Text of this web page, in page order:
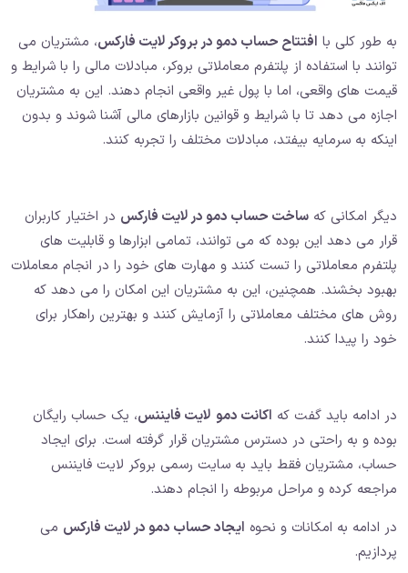
به طور کلی با افتتاح حساب دمو در بروکر لایت فارکس، مشتریان می
توانند با استفاده از پلتفرم معاملاتی بروکر، مبادلات مالی را با شرایط و
قیمت های واقعی، اما با پول غیر واقعی انجام دهند. این به مشتریان
اجازه می دهد تا با شرایط و قوانین بازارهای مالی آشنا شوند و بدون
اینکه به سرمایه بیفتد، مبادلات مختلف را تجربه کنند.
دیگر امکانی که ساخت حساب دمو در لایت فارکس در اختیار کاربران
قرار می دهد این بوده که می توانند، تمامی ابزارها و قابلیت های
پلتفرم معاملاتی را تست کنند و مهارت های خود را در انجام معاملات
بهبود بخشند. همچنین، این به مشتریان این امکان را می دهد که
روش های مختلف معاملاتی را آزمایش کنند و بهترین راهکار برای
خود را پیدا کنند.
در ادامه باید گفت که اکانت دمو لایت فایننس، یک حساب رایگان
بوده و به راحتی در دسترس مشتریان قرار گرفته است. برای ایجاد
حساب، مشتریان فقط باید به سایت رسمی بروکر لایت فایننس
مراجعه کرده و مراحل مربوطه را انجام دهند.
در ادامه به امکانات و نحوه ایجاد حساب دمو در لایت فارکس می
پردازیم.